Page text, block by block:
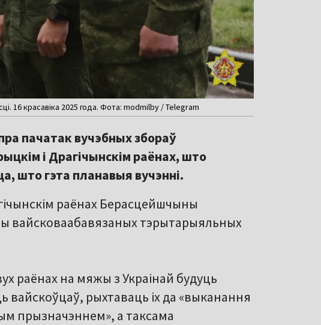
16 красавіка 2025 года. Фота: modmilby / Telegram
пачатак вучэбных збораў
і Драгічынскім раёнах, што
што гэта планавыя вучэнні.
раёнах Берасцейшчыны
вайсковаабавязаных тэрытарыяльных
раёнах на мяжы з Украінай будуць
вайскоўцаў, рыхтаваць іх да «выканання
прызначэннем», а таксама